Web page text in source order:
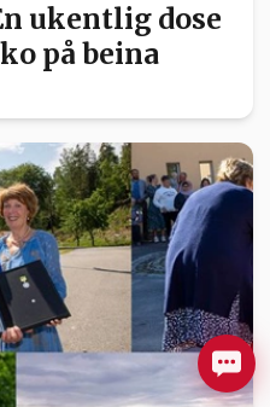
ukentlig dose
på beina